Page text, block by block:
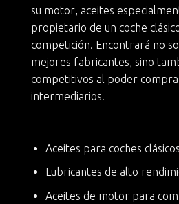
su motor, aceites
propietario de un coche
competición. Encontrará no
mejores fabricantes, sino
competitivos al poder
intermediarios.
Aceites para coches clásicos
Lubricantes de alto
Aceites de motor para